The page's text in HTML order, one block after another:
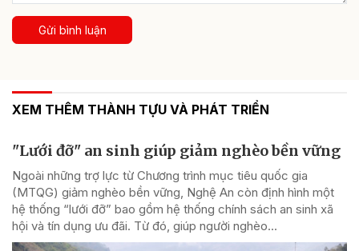
Gửi bình luận
XEM THÊM THÀNH TỰU VÀ PHÁT TRIỂN
"Lưới đỡ" an sinh giúp giảm nghèo bền vững
Ngoài những trợ lực từ Chương trình mục tiêu quốc gia
(MTQG) giảm nghèo bền vững, Nghệ An còn định hình một
hệ thống “lưới đỡ” bao gồm hệ thống chính sách an sinh xã
hội và tín dụng ưu đãi. Từ đó, giúp người nghèo...